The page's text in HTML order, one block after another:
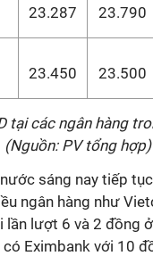
23.287
23.790
23.450
23.500
tại các ngân hàng
(Nguồn: PV tổng hợp)
sáng nay tiếp
ngân hàng như
lần lượt 6 và 2 đồng
Eximbank với 10